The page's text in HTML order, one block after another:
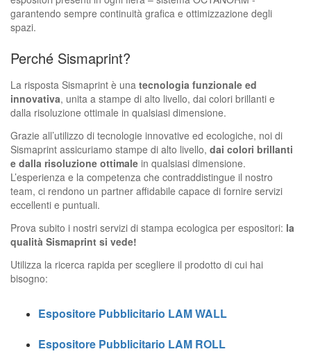
garantendo sempre continuità grafica e ottimizzazione degli
spazi.
Perché Sismaprint?
La risposta Sismaprint è una tecnologia funzionale ed
innovativa, unita a stampe di alto livello, dai colori brillanti e
dalla risoluzione ottimale in qualsiasi dimensione.
Grazie all’utilizzo di tecnologie innovative ed ecologiche, noi di
Sismaprint assicuriamo stampe di alto livello, dai colori brillanti
e dalla risoluzione ottimale in qualsiasi dimensione.
L’esperienza e la competenza che contraddistingue il nostro
team, ci rendono un partner affidabile capace di fornire servizi
eccellenti e puntuali.
Prova subito i nostri servizi di stampa ecologica per espositori: la
qualità Sismaprint si vede!
Utilizza la ricerca rapida per scegliere il prodotto di cui hai
bisogno:
Espositore Pubblicitario LAM WALL
Espositore Pubblicitario LAM ROLL